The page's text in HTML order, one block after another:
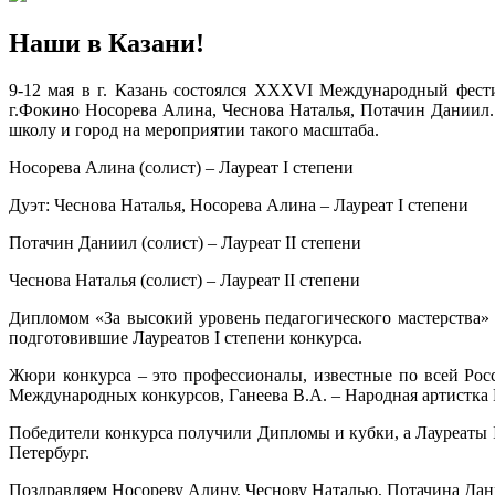
Наши в Казани!
9-12 мая в г. Казань состоялся XXXVI Международный
г.Фокино Носорева Алина, Чеснова Наталья, Потачин
школу и город на мероприятии такого масштаба.
Носорева Алина (солист) – Лауреат I степени
Дуэт: Чеснова Наталья, Носорева Алина – Лауреат I степени
Потачин Даниил (солист) – Лауреат II степени
Чеснова Наталья (солист) – Лауреат II степени
Дипломом «За высокий уровень педагогического
подготовившие Лауреатов I степени конкурса.
Жюри конкурса – это профессионалы, известные по всей
Международных конкурсов, Ганеева В.А. – Народная
Победители конкурса получили Дипломы и кубки, а
Петербург.
Поздравляем Носореву Алину, Чеснову Наталью, Потачина